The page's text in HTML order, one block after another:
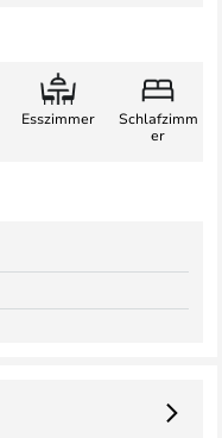
Esszimmer
Schlafzimm
er